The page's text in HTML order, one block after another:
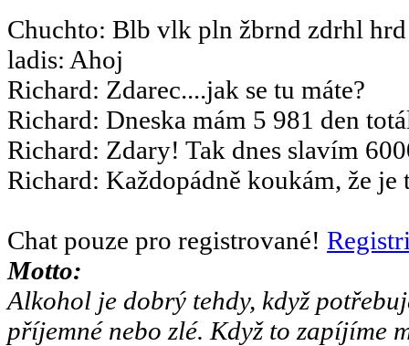
Chuchto: Blb vlk pln žbrnd zdrhl
ladis: Ahoj
Richard: Zdarec....jak se tu máte?
Richard: Dneska mám 5 981 den
Richard: Zdary! Tak dnes slavím
Richard: Každopádně koukám, že
Chat pouze pro registrované!
Motto:
Alkohol je dobrý tehdy, když
příjemné nebo zlé. Když to zapíjíme